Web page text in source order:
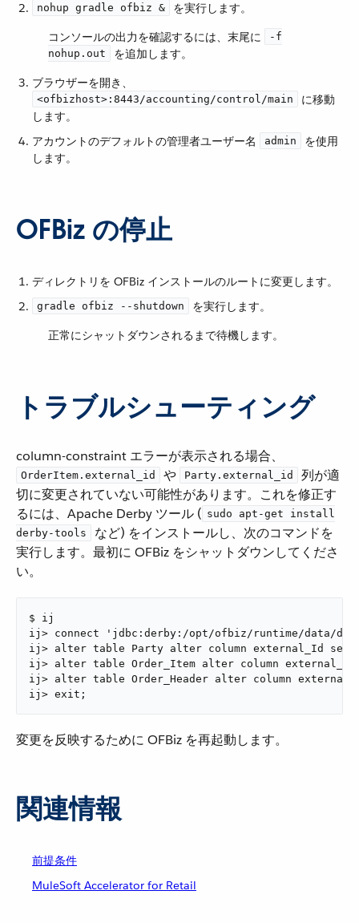
nohup gradle ofbiz &
​ を実行します。
コンソールの出力を確認するには、末尾に ​
-f
nohup.out
​ を追加します。
ブラウザーを開き、​
<ofbizhost>:8443/accounting/control/main
​ に移動
します。
アカウントのデフォルトの管理者ユーザー名 ​
admin
​ を使用
します。
OFBiz の停止
ディレクトリを OFBiz インストールのルートに変更します。
gradle ofbiz --shutdown
​ を実行します。
正常にシャットダウンされるまで待機します。
トラブルシューティング
column-constraint エラーが表示される場合、​
OrderItem.external_id ​ や ​ Party.external_id
​ 列が適
切に変更されていない可能性があります。これを修正す
るには、Apache Derby ツール (​ sudo apt-get install
derby-tools
​ など) をインストールし、次のコマンドを
実行します。最初に OFBiz をシャットダウンしてくださ
い。
$ ij
ij> connect 'jdbc:derby:/opt/ofbiz/runtime/data/
ij> alter table Party alter column external_Id set
ij> alter table Order_Item alter column
ij> alter table Order_Header alter column
ij> exit;
変更を反映するために OFBiz を再起動します。
関連情報
前提条件
MuleSoft Accelerator for Retail